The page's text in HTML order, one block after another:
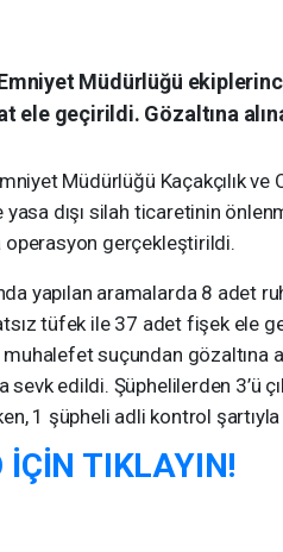
Müdürlüğü
ele geçirildi. Gözaltına
Müdürlüğü Kaçakçılık
yasa dışı silah ticaretinin
operasyon gerçekleştirildi.
yapılan aramalarda 8 adet
tüfek ile 37 adet fişek ele
muhalefet suçundan gözaltına
sevk edildi. Şüphelilerden 3’ü
1 şüpheli adli kontrol şartıyla
İÇİN TIKLAYIN!